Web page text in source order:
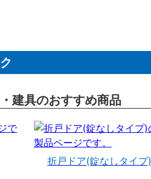
建具のおすすめ商品
折戸ドア(錠なしタイプ)